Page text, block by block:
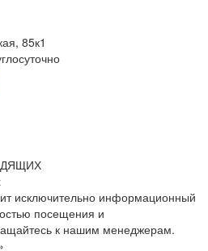
85к1
исключительно информационный
посещения и
к нашим менеджерам.